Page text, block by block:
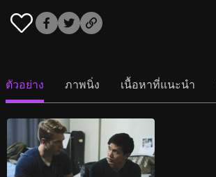
ตัวอย่าง ภาพนิ่ง เนื้อหาที่แนะนำ